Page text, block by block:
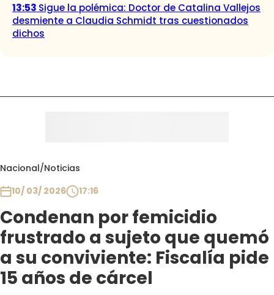
13:53 Sigue la polémica: Doctor de Catalina Vallejos
desmiente a Claudia Schmidt tras cuestionados
dichos
Nacional/Noticias
10/ 03/ 2026
17:16
Condenan por femicidio
frustrado a sujeto que quemó
a su conviviente: Fiscalía pide
15 años de cárcel